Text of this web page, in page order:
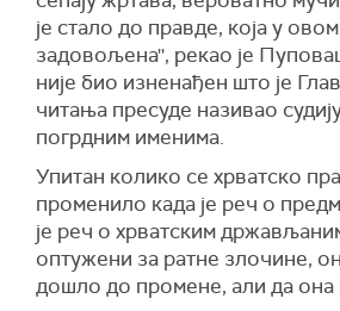
је стало до правде, која у овом
задовољена'', рекао је
није био изненађен што је
читања пресуде називао
погрдним именима.
Упитан колико се хрватско
променило када је реч о
је реч о хрватским
оптужени за ратне злочине,
дошло до промене, али да она